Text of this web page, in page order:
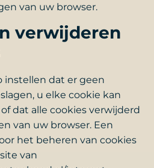
van uw browser.
verwijderen
instellen dat er geen
u elke cookie kan
dat alle cookies verwijderd
van uw browser. Een
het beheren van cookies
van